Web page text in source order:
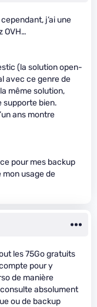
j’ai une
OVH…
(la solution open-
avec ce genre de
même solution,
supporte bien.
ans montre
pour mes backup
usage de
les 75Go gratuits
pour y
de manière
absolument
ou de backup